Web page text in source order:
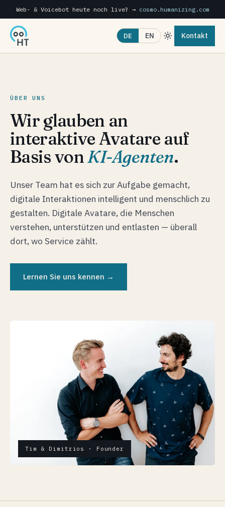
Web- & Voicebot heute noch live? → cosmo.humanizing.com
DE EN Kontakt
ÜBER UNS
Wir glauben an
interaktive Avatare auf
Basis vonKI-Agenten.
Unser Team hat es sich zur Aufgabe gemacht,
digitale Interaktionen intelligent und menschlich zu
gestalten. Digitale Avatare, die Menschen
verstehen, unterstützen und entlasten — überall
dort, wo Service zählt.
Lernen Sie uns kennen →
Tim & Dimitrios · Founder